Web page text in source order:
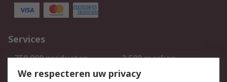
Services
750.000 producten
2.500 merken
Bestellen
Inkoopoplossingen
We respecteren uw privacy